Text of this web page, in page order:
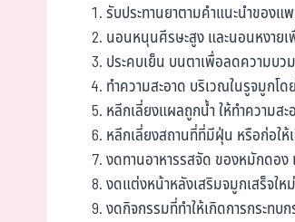
รับประทานยาตามคำแนะนำของแ
นอนหนุนศีรษะสูง และนอนหงาย
ประคบเย็น บนตาเพื่อลดความบว
ทำความสะอาด บริเวณในรูจมูกโ
หลีกเลี่ยงแผลถูกน้ำ ให้ทำความส
หลีกเลี่ยงสถานที่ที่มีฝุ่น หรือก่อให้
งดทานอาหารรสจัด ของหมักดอ
งดแต่งหน้าหลังเสริมจมูกเสร็จให
งดกิจกรรมที่ทำให้เกิดการกระทบ